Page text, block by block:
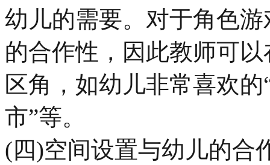
幼儿的需要。对于角色
的合作性，因此教师可
区角，如幼儿非常喜欢的
市”等。
(四)空间设置与幼儿的合